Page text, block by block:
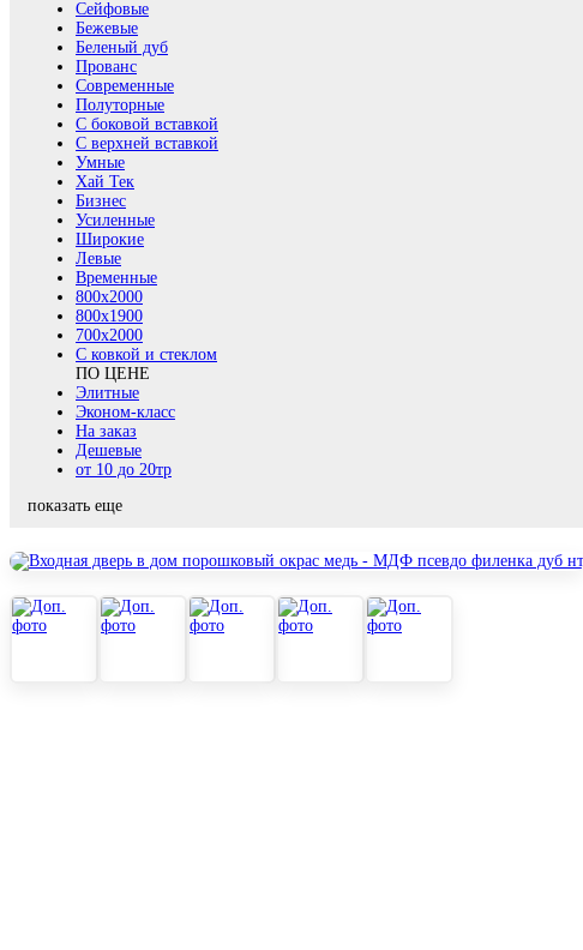
Сейфовые
Бежевые
Беленый дуб
Прованс
Современные
Полуторные
С боковой вставкой
С верхней вставкой
Умные
Хай Тек
Бизнес
Усиленные
Широкие
Левые
Временные
800х2000
800x1900
700x2000
С ковкой и стеклом
ПО ЦЕНЕ
Элитные
Эконом-класс
На заказ
Дешевые
от 10 до 20тр
показать еще